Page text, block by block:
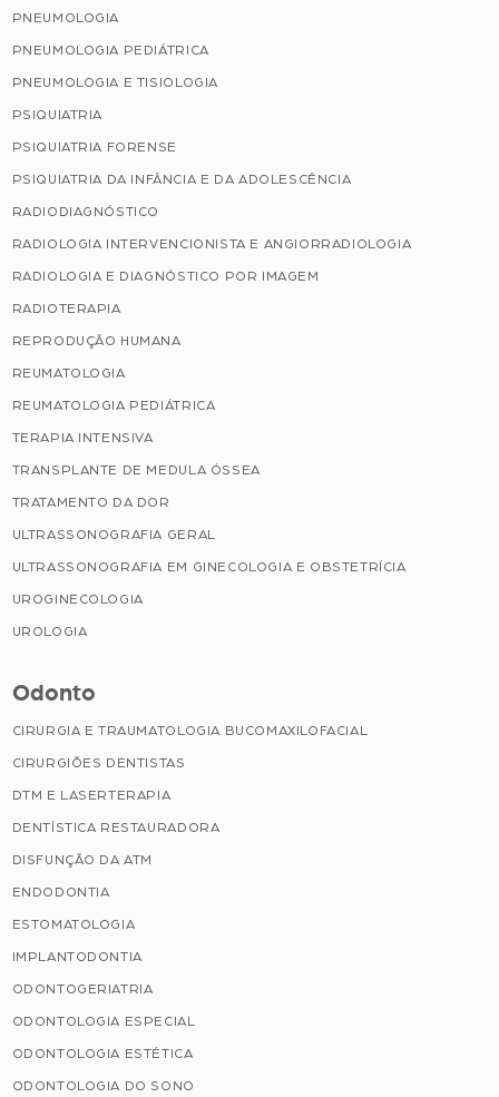
PNEUMOLOGIA
PNEUMOLOGIA PEDIÁTRICA
PNEUMOLOGIA E TISIOLOGIA
PSIQUIATRIA
PSIQUIATRIA FORENSE
PSIQUIATRIA DA INFÂNCIA E DA ADOLESCÊNCIA
RADIODIAGNÓSTICO
RADIOLOGIA INTERVENCIONISTA E ANGIORRADIOLOGIA
RADIOLOGIA E DIAGNÓSTICO POR IMAGEM
RADIOTERAPIA
REPRODUÇÃO HUMANA
REUMATOLOGIA
REUMATOLOGIA PEDIÁTRICA
TERAPIA INTENSIVA
TRANSPLANTE DE MEDULA ÓSSEA
TRATAMENTO DA DOR
ULTRASSONOGRAFIA GERAL
ULTRASSONOGRAFIA EM GINECOLOGIA E OBSTETRÍCIA
UROGINECOLOGIA
UROLOGIA
Odonto
CIRURGIA E TRAUMATOLOGIA BUCOMAXILOFACIAL
CIRURGIÕES DENTISTAS
DTM E LASERTERAPIA
DENTÍSTICA RESTAURADORA
DISFUNÇÃO DA ATM
ENDODONTIA
ESTOMATOLOGIA
IMPLANTODONTIA
ODONTOGERIATRIA
ODONTOLOGIA ESPECIAL
ODONTOLOGIA ESTÉTICA
ODONTOLOGIA DO SONO